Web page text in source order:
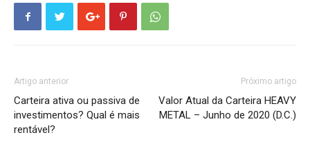
Artigo anterior
Carteira ativa ou passiva de
investimentos? Qual é mais
rentável?
Próximo artigo
Valor Atual da Carteira HEAVY
METAL – Junho de 2020 (D.C.)